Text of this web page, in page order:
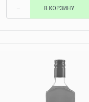
− В КОРЗИНУ